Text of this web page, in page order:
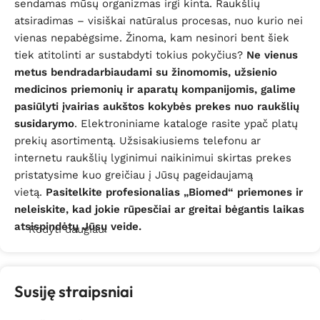
sendamas mūsų organizmas irgi kinta. Raukšlių
atsiradimas – visiškai natūralus procesas, nuo kurio nei
vienas nepabėgsime. Žinoma, kam nesinori bent šiek
tiek atitolinti ar sustabdyti tokius pokyčius? Ne vienus
metus bendradarbiaudami su žinomomis, užsienio
medicinos priemonių ir aparatų kompanijomis, galime
pasiūlyti įvairias aukštos kokybės prekes nuo raukšlių
susidarymo. Elektroniniame kataloge rasite ypač platų
prekių asortimentą. Užsisakiusiems telefonu ar
internetu raukšlių lyginimui naikinimui skirtas prekes
pristatysime kuo greičiau į Jūsų pageidaujamą
vietą. Pasitelkite profesionalias „Biomed“ priemones ir
neleiskite, kad jokie rūpesčiai ar greitai bėgantis laikas
atsispindėtų Jūsų veide.
lyginimas ima rūpėti tiek vyrams, tiek, ypatingai
Rodyti daugiau
Susiję straipsniai